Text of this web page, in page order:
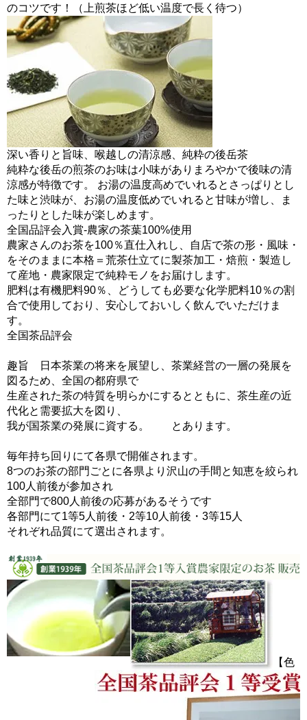
のコツです！（上煎茶ほど低い温度で長く待つ）
深い香りと旨味、喉越しの清涼感、純粋の後岳茶
純粋な後岳の煎茶のお味は小味がありまろやかで後味の清
涼感が特徴です。 お湯の温度高めでいれるとさっぱりとし
た味と渋味が、お湯の温度低めでいれると甘味が増し、ま
ったりとした味が楽しめます。
全国品評会入賞-農家の茶葉100%使用
農家さんのお茶を100％直仕入れし、自店で茶の形・風味・
をそのままに本格＝荒茶仕立てに製茶加工・焙煎・製造し
て産地・農家限定で純粋モノをお届けします。
肥料は有機肥料90％、どうしても必要な化学肥料10％の割
合で使用しており、安心しておいしく飲んでいただけま
す。
全国茶品評会
趣旨 日本茶業の将来を展望し、茶業経営の一層の発展を
図るため、全国の都府県で
生産された茶の特質を明らかにするとともに、茶生産の近
代化と需要拡大を図り、
我が国茶業の発展に資する。 とあります。
毎年持ち回りにて各県で開催されます。
8つのお茶の部門ごとに各県より沢山の手間と知恵を絞られ
100人前後が参加され
全部門で800人前後の応募があるそうです
各部門にて1等5人前後・2等10人前後・3等15人
それぞれ品質にて選出されます。
【色